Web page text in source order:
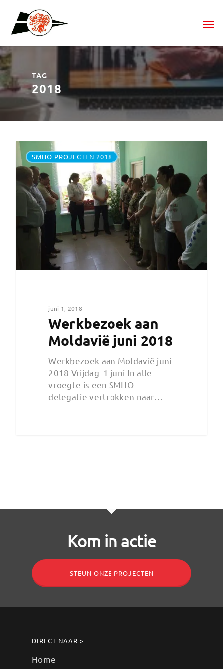
TAG
2018
SMHO PROJECTEN 2018
juni 1, 2018
Werkbezoek aan
Moldavië juni 2018
Werkbezoek aan Moldavië juni
2018 Vrijdag 1 juni In alle
vroegte is een SMHO-
delegatie vertrokken naar…
Kom in actie
STEUN ONZE PROJECTEN
DIRECT NAAR >
Home